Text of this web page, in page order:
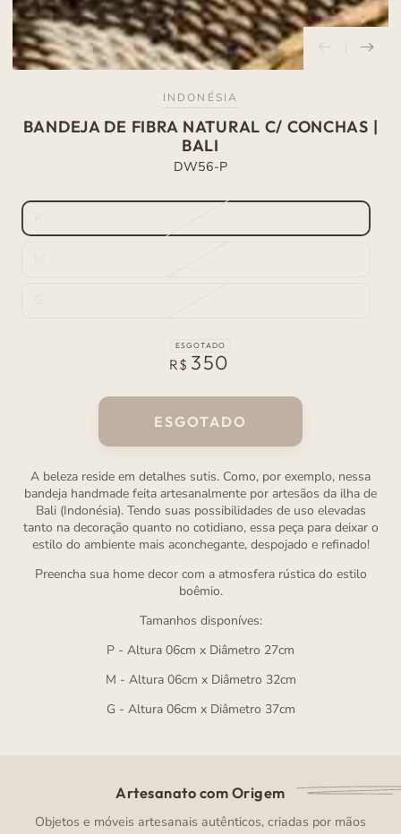
INDONÉSIA
BANDEJA DE FIBRA NATURAL C/ CONCHAS |
BALI
DW56-P
esgotada
Preço
R$ 350
ESGOTADO
ESGOTADO
A beleza reside em detalhes sutis. Como, por exemplo, nessa
bandeja handmade feita artesanalmente por artesãos da ilha de
Bali (Indonésia). Tendo suas possibilidades de uso elevadas
tanto na decoração quanto no cotidiano, essa peça para deixar o
estilo do ambiente mais aconchegante, despojado e refinado!
Preencha sua home decor com a atmosfera rústica do estilo
boêmio.
Tamanhos disponíves:
P - Altura 06cm x Diâmetro 27cm
M - Altura 06cm x Diâmetro 32cm
G - Altura 06cm x Diâmetro 37cm
Artesanato com Origem
Objetos e móveis artesanais autênticos, criadas por mãos